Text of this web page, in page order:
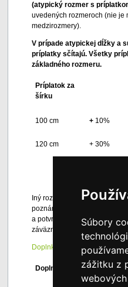
Súbory
zážitku z
(atypický rozmer s
uvedených rozmeroch (nie je
medzirozmery).
V prípade atypickej dĺžky a
príplatky sčítajú. Všetky
základného rozmeru.
Príplatok za
šírku
100 cm + 10%
120 cm + 30%
Iný rozmer, než je základný
poznámky pri spisovaní
a potvrdíme si s vami cenu
záväznosť vašej objednávky.
Doplnky k lamelovým roštom
Doplnok